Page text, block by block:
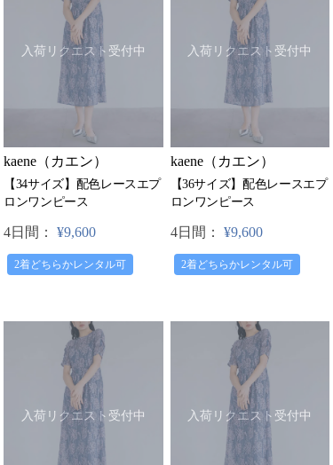
入荷リクエスト受付中
kaene（カエン）
【34サイズ】配色レースエプ
ロンワンピース
4日間： ¥9,600
2着どちらかレンタル可
入荷リクエスト受付中
kaene（カエン）
【36サイズ】配色レースエプ
ロンワンピース
4日間： ¥9,600
2着どちらかレンタル可
入荷リクエスト受付中 入荷リクエスト受付中